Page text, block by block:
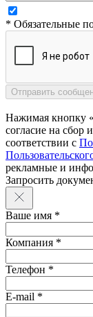
* Обязательные
Нажимая кнопку
согласие на сбор
соответствии с
рекламные и
Запросить
Ваше имя *
Компания *
Телефон *
E-mail *